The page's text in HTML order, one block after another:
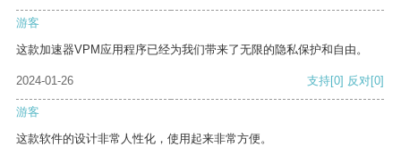
游客
这款加速器VPM应用程序已经为我们带来了无限的隐私保护和自由。
2024-01-26 支持[0] 反对[0]
游客
这款软件的设计非常人性化，使用起来非常方便。